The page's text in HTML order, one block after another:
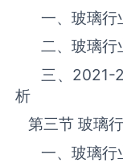
一、‌‌‌‌玻璃‌‌‌‌‌‌‌‌‌‌行
二、‌‌‌‌玻璃‌‌‌‌‌‌‌‌‌‌行
三、 2021-
析
第三节 ‌‌‌‌玻璃‌‌‌‌‌‌‌‌‌‌‌‌‌
一、‌‌‌‌玻璃‌‌‌‌‌‌‌‌‌‌‌‌‌行